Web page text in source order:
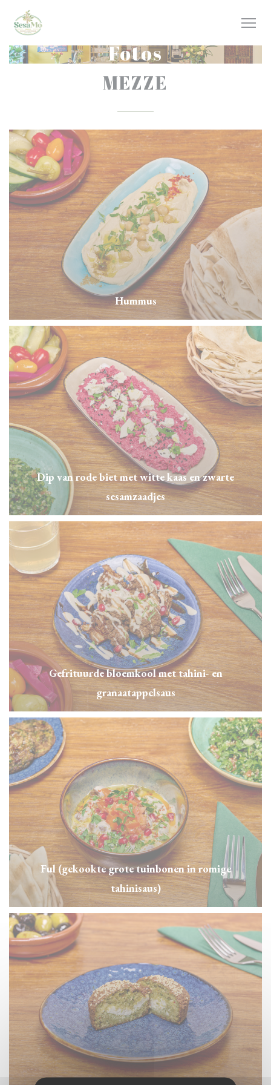
Painel de Gerenciamento de Cookies
Fotos
MEZZE
Hummus
Dip van rode biet met witte kaas en zwarte
sesamzaadjes
Gefrituurde bloemkool met tahini- en
granaatappelsaus
Ful (gekookte grote tuinbonen in romige
tahinisaus)